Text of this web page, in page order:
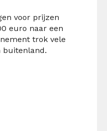
voor prijzen
euro naar een
trok vele
buitenland.